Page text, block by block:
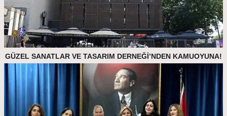
GÜZEL SANATLAR VE TASARIM DERNEĞİ’NDEN KAMUOYUNA!